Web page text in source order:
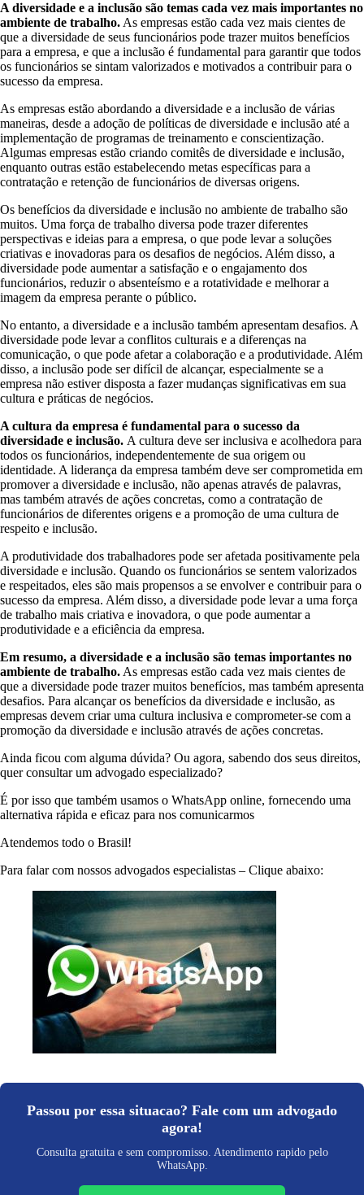
A diversidade e a inclusão são temas cada vez mais importantes no
ambiente de trabalho.As empresas estão cada vez mais cientes de
que a diversidade de seus funcionários pode trazer muitos benefícios
para a empresa, e que a inclusão é fundamental para garantir que todos
os funcionários se sintam valorizados e motivados a contribuir para o
sucesso da empresa.
As empresas estão abordando a diversidade e a inclusão de várias
maneiras, desde a adoção de políticas de diversidade e inclusão até a
implementação de programas de treinamento e conscientização.
Algumas empresas estão criando comitês de diversidade e inclusão,
enquanto outras estão estabelecendo metas específicas para a
contratação e retenção de funcionários de diversas origens.
Os benefícios da diversidade e inclusão no ambiente de trabalho são
muitos. Uma força de trabalho diversa pode trazer diferentes
perspectivas e ideias para a empresa, o que pode levar a soluções
criativas e inovadoras para os desafios de negócios. Além disso, a
diversidade pode aumentar a satisfação e o engajamento dos
funcionários, reduzir o absenteísmo e a rotatividade e melhorar a
imagem da empresa perante o público.
No entanto, a diversidade e a inclusão também apresentam desafios. A
diversidade pode levar a conflitos culturais e a diferenças na
comunicação, o que pode afetar a colaboração e a produtividade. Além
disso, a inclusão pode ser difícil de alcançar, especialmente se a
empresa não estiver disposta a fazer mudanças significativas em sua
cultura e práticas de negócios.
A cultura da empresa é fundamental para o sucesso da
diversidade e inclusão. A cultura deve ser inclusiva e acolhedora para
todos os funcionários, independentemente de sua origem ou
identidade. A liderança da empresa também deve ser comprometida em
promover a diversidade e inclusão, não apenas através de palavras,
mas também através de ações concretas, como a contratação de
funcionários de diferentes origens e a promoção de uma cultura de
respeito e inclusão.
A produtividade dos trabalhadores pode ser afetada positivamente pela
diversidade e inclusão. Quando os funcionários se sentem valorizados
e respeitados, eles são mais propensos a se envolver e contribuir para o
sucesso da empresa. Além disso, a diversidade pode levar a uma força
de trabalho mais criativa e inovadora, o que pode aumentar a
produtividade e a eficiência da empresa.
Em resumo, a diversidade e a inclusão são temas importantes no
ambiente de trabalho.As empresas estão cada vez mais cientes de
que a diversidade pode trazer muitos benefícios, mas também apresenta
desafios. Para alcançar os benefícios da diversidade e inclusão, as
empresas devem criar uma cultura inclusiva e comprometer-se com a
promoção da diversidade e inclusão através de ações concretas.
Ainda ficou com alguma dúvida? Ou agora, sabendo dos seus direitos,
quer consultar um advogado especializado?
É por isso que também usamos o WhatsApp online, fornecendo uma
alternativa rápida e eficaz para nos comunicarmos
Atendemos todo o Brasil!
Para falar com nossos advogados especialistas – Clique abaixo:
Passou por essa situacao? Fale com um advogado
agora!
Consulta gratuita e sem compromisso. Atendimento rapido pelo
WhatsApp.